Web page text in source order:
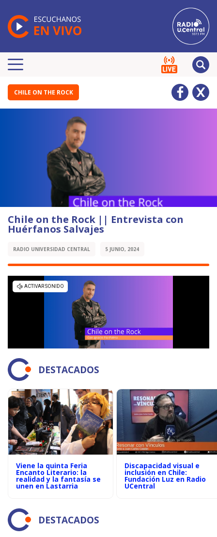
CHILE ON THE ROCK
Chile on the Rock || Entrevista con
Huérfanos Salvajes
RADIO UNIVERSIDAD CENTRAL 5 JUNIO, 2024
DESTACADOS
Viene la quinta Feria
Encanto Literario: la
realidad y la fantasía se
unen en Lastarria
Discapacidad visual e
inclusión en Chile:
Fundación Luz en Radio
UCentral
DESTACADOS